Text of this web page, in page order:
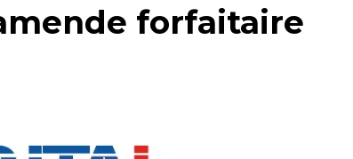
forfaitaire